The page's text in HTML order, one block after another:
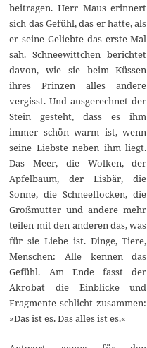
beitragen. Herr Maus erinnert
sich das Gefühl, das er hatte, als
er seine Geliebte das erste Mal
sah. Schneewittchen berichtet
davon, wie sie beim Küssen
ihres Prinzen alles andere
vergisst. Und ausgerechnet der
Stein gesteht, dass es ihm
immer schön warm ist, wenn
seine Liebste neben ihm liegt.
Das Meer, die Wolken, der
Apfelbaum, der Eisbär, die
Sonne, die Schneeflocken, die
Großmutter und andere mehr
teilen mit den anderen das, was
für sie Liebe ist. Dinge, Tiere,
Menschen: Alle kennen das
Gefühl. Am Ende fasst der
Akrobat die Einblicke und
Fragmente schlicht zusammen:
»Das ist es. Das alles ist es.«